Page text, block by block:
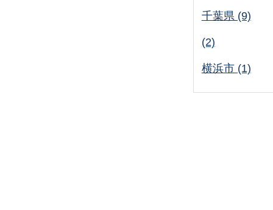
千葉県 (9)
(2)
横浜市 (1)